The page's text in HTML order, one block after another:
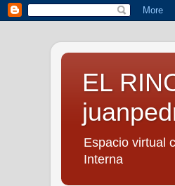
EL
Espacio virtual
Interna